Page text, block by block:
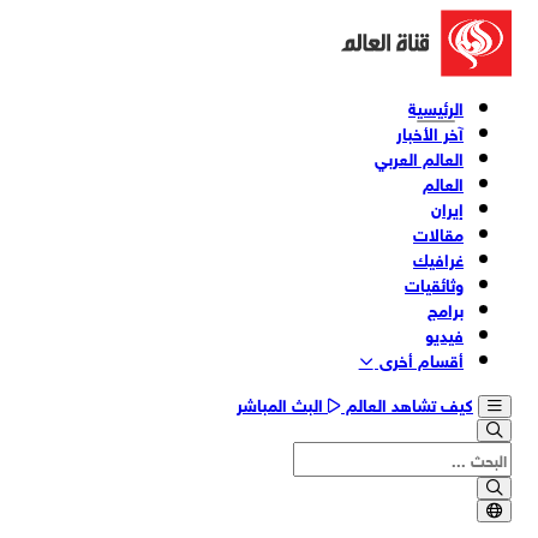
الرئيسية
آخر الأخبار
العالم العربي
العالم
إيران
مقالات
غرافيك
وثائقیات
برامج
فیدیو
أقسام أخری
كيف تشاهد العالم البث المباشر